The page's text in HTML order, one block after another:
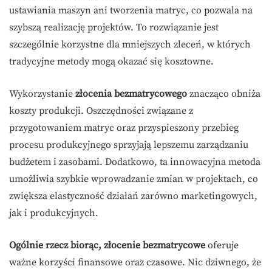
ustawiania maszyn ani tworzenia matryc, co pozwala na
szybszą realizację projektów. To rozwiązanie jest
szczególnie korzystne dla mniejszych zleceń, w których
tradycyjne metody mogą okazać się kosztowne.
Wykorzystanie złocenia bezmatrycowego znacząco obniża
koszty produkcji. Oszczędności związane z
przygotowaniem matryc oraz przyspieszony przebieg
procesu produkcyjnego sprzyjają lepszemu zarządzaniu
budżetem i zasobami. Dodatkowo, ta innowacyjna metoda
umożliwia szybkie wprowadzanie zmian w projektach, co
zwiększa elastyczność działań zarówno marketingowych,
jak i produkcyjnych.
Ogólnie rzecz biorąc, złocenie bezmatrycowe oferuje
ważne korzyści finansowe oraz czasowe. Nic dziwnego, że